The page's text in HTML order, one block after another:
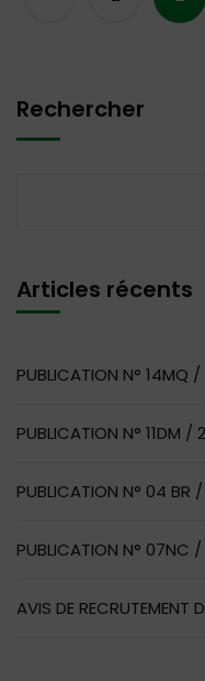
Rechercher
Articles récents
PUBLICATION N°
PUBLICATION N° 11DM
PUBLICATION N° 04
PUBLICATION N°
AVIS DE RECRUTEMENT